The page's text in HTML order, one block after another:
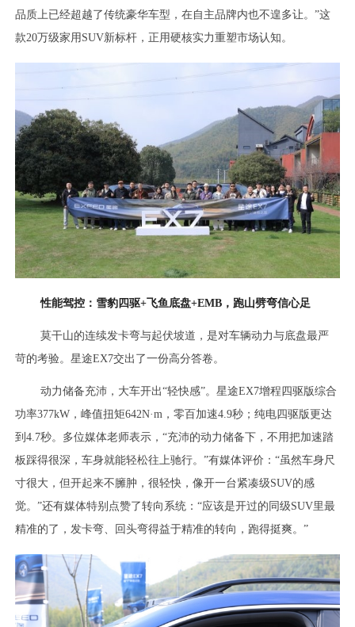
品质上已经超越了传统豪华车型，在自主品牌内也不遑多让。”这
款20万级家用SUV新标杆，正用硬核实力重塑市场认知。
性能驾控：雪豹四驱+飞鱼底盘+EMB，跑山劈弯信心足
莫干山的连续发卡弯与起伏坡道，是对车辆动力与底盘最严
苛的考验。星途EX7交出了一份高分答卷。
动力储备充沛，大车开出“轻快感”。星途EX7增程四驱版综合
功率377kW，峰值扭矩642N·m，零百加速4.9秒；纯电四驱版更达
到4.7秒。多位媒体老师表示，“充沛的动力储备下，不用把加速踏
板踩得很深，车身就能轻松往上驰行。”有媒体评价：“虽然车身尺
寸很大，但开起来不臃肿，很轻快，像开一台紧凑级SUV的感
觉。”还有媒体特别点赞了转向系统：“应该是开过的同级SUV里最
精准的了，发卡弯、回头弯得益于精准的转向，跑得挺爽。”